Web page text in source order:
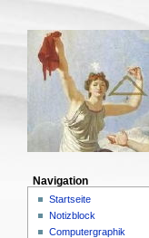
Navigation
Startseite
Notizblock
Computergraphik